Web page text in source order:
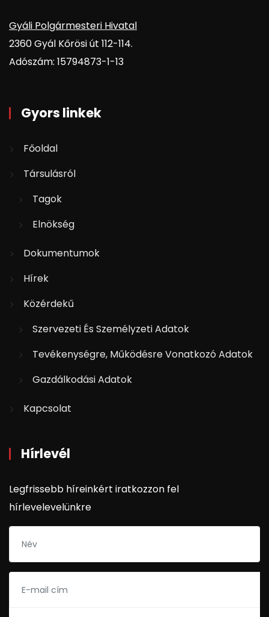
Gyáli Polgármesteri Hivatal
2360 Gyál Kőrösi út 112-114.
Adószám: 15794873-1-13
Gyors linkek
Főoldal
Társulásról
Tagok
Elnökség
Dokumentumok
Hírek
Közérdekű
Szervezeti És Személyzeti Adatok
Tevékenységre, Működésre Vonatkozó Adatok
Gazdálkodási Adatok
Kapcsolat
Hírlevél
Legfrissebb híreinkért iratkozzon fel
hírlevelevelünkre